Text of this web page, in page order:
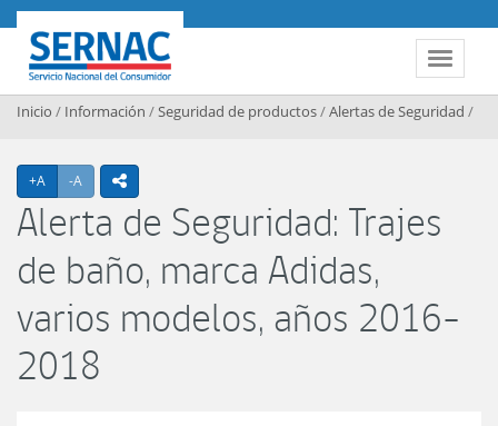
Contenido principal
Toggle
SERNAC
Inicio / Información /Seguridad de productos/Alertas de Seguridad /
+A Agrandar texto
-A Achicar textoicono compartir
Alerta de Seguridad: Trajes
de baño, marca Adidas,
varios modelos, años 2016-
2018